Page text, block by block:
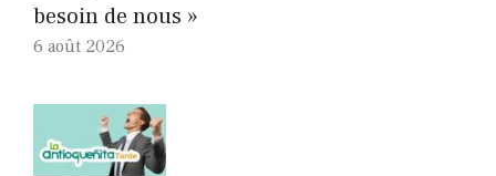
besoin de nous »
6 août 2026